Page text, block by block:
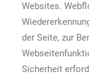
Websites.
der Seite, zur
Sicherheit